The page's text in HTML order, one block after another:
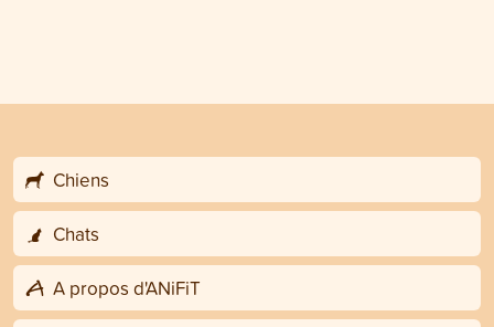
Chiens
Chats
A propos d'ANiFiT